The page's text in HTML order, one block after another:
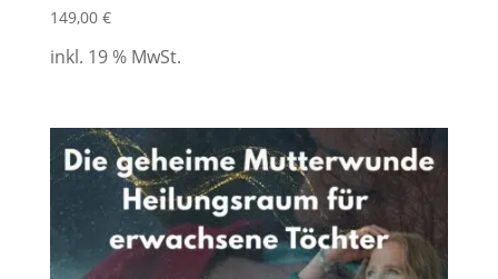
149,00 €
inkl. 19 % MwSt.